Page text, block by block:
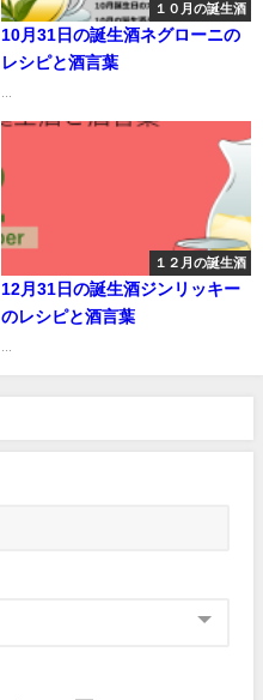
１０月の誕生酒
10月31日の誕生酒ネグローニの
レシピと酒言葉
１２月の誕生酒
12月31日の誕生酒ジンリッキー
のレシピと酒言葉